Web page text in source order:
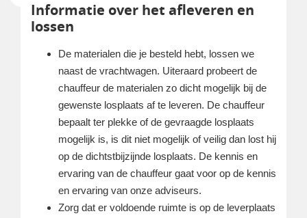
Informatie over het afleveren en
lossen
De materialen die je besteld hebt, lossen we
naast de vrachtwagen. Uiteraard probeert de
chauffeur de materialen zo dicht mogelijk bij de
gewenste losplaats af te leveren. De chauffeur
bepaalt ter plekke of de gevraagde losplaats
mogelijk is, is dit niet mogelijk of veilig dan lost hij
op de dichtstbijzijnde losplaats. De kennis en
ervaring van de chauffeur gaat voor op de kennis
en ervaring van onze adviseurs.
Zorg dat er voldoende ruimte is op de leverplaats